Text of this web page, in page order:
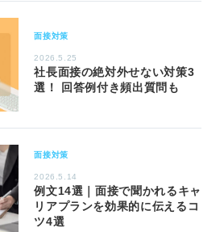
面接対策
2026.5.25
社長面接の絶対外せない対策3
選！ 回答例付き頻出質問も
面接対策
2026.5.14
例文14選｜面接で聞かれるキャ
リアプランを効果的に伝えるコ
ツ4選